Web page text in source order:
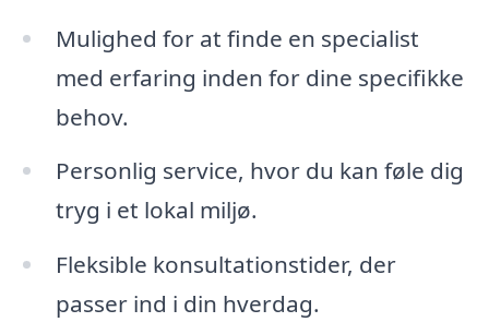
Mulighed for at finde en specialist
med erfaring inden for dine specifikke
behov.
Personlig service, hvor du kan føle dig
tryg i et lokal miljø.
Fleksible konsultationstider, der
passer ind i din hverdag.